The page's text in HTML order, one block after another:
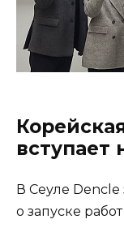
вступает
В Сеуле Dencle
о запуске